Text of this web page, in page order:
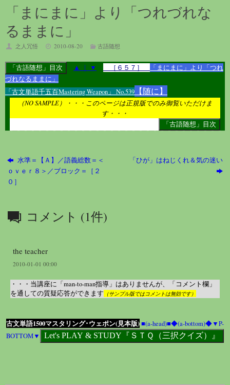
ム
「まにまに」より「つれづれな
るままに」
之人冗悟 2010-08-20 古語随想
▲ ｜ ▼ ［６５７］
「まにまに」より「つれ
づれなるままに」
「古文単語千五百Mastering Weapon」 No.539 【随に】
（NO SAMPLE）・・・このページは正規版でのみ御覧いただけま
す・・・
水準＝【Ａ】／語義総数＝＜
ｏｖｅｒ８＞／ブロック＝［２
０］
「ひが」はねじくれ＆気の迷い
コメント (1件)
the teacher
2010-01-01 00:00
・・・当講座に「man-to-man指導」はありませんが、「コメント欄」
を通しての質疑応答ができます （サンプル版ではコメントは無効です）
古文単語1500マスタリング･ウェポン(見本版)■(a-head)■◆(a-bottom)◆▼P-
BOTTOM▼